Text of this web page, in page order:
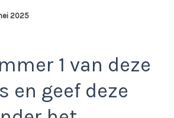
2025
1 van deze
en geef deze